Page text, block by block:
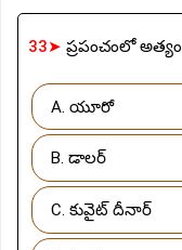
33➤ ప్రపంచంలో
A. యూరో
B. డాలర్
C. కువైట్ దీనార్